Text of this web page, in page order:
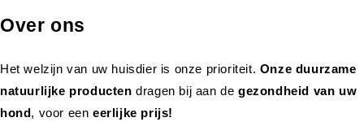
Over ons
Het welzijn van uw huisdier is onze prioriteit. Onze duurzame
natuurlijke productendragen bij aan de gezondheid van uw
hond, voor eeneerlijke prijs!